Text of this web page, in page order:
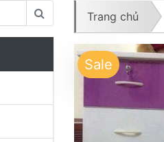
Trang chủ
Sale